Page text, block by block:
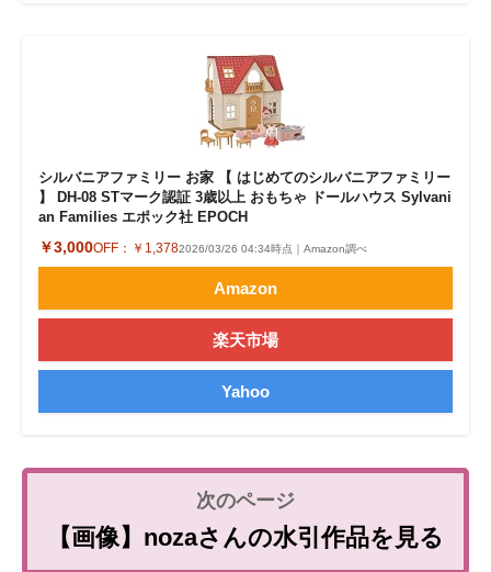
シルバニアファミリー お家 【 はじめてのシルバニアファミリー
】 DH-08 STマーク認証 3歳以上 おもちゃ ドールハウス Sylvani
an Families エポック社 EPOCH
￥3,000OFF： ￥1,3782026/03/26 04:34時点｜Amazon調べ
Amazon
楽天市場
Yahoo
【画像】nozaさんの水引作品を見る